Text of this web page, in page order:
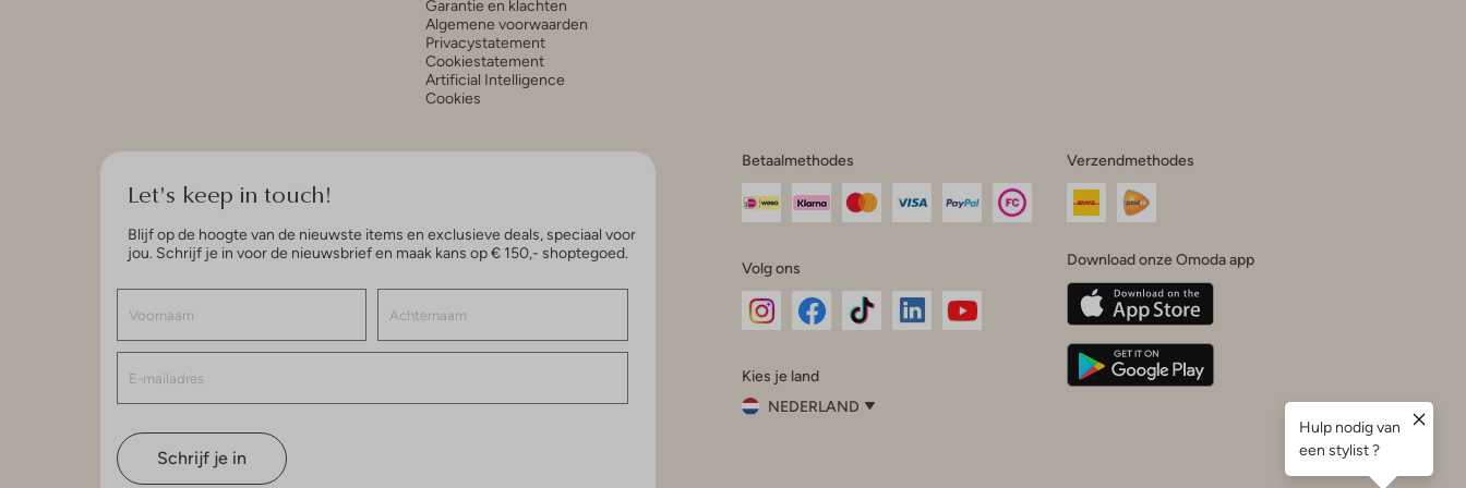
Garantie en klachten
Algemene voorwaarden
Privacystatement
Cookiestatement
Artificial Intelligence
Cookies
Let's keep in touch!
Blijf op de hoogte van de nieuwste items en exclusieve deals, speciaal voor
jou. Schrijf je in voor de nieuwsbrief en maak kans op € 150,- shoptegoed.
Schrijf je in
Betaalmethodes
Volg ons
InstagramFacebook
Kies je land
NEDERLAND
Verzendmethodes
Download onze Omoda app